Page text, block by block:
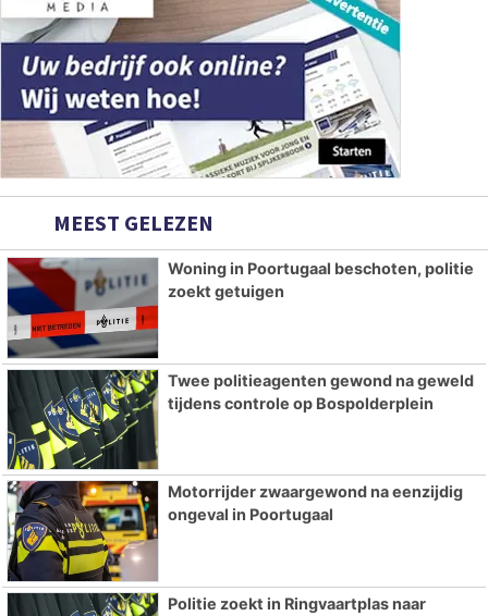
MEEST GELEZEN
Woning in Poortugaal beschoten, politie
zoekt getuigen
Twee politieagenten gewond na geweld
tijdens controle op Bospolderplein
Motorrijder zwaargewond na eenzijdig
ongeval in Poortugaal
Politie zoekt in Ringvaartplas naar